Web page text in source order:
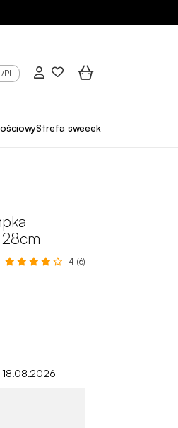
PL
Strefa sweeek Pro
4 (6)